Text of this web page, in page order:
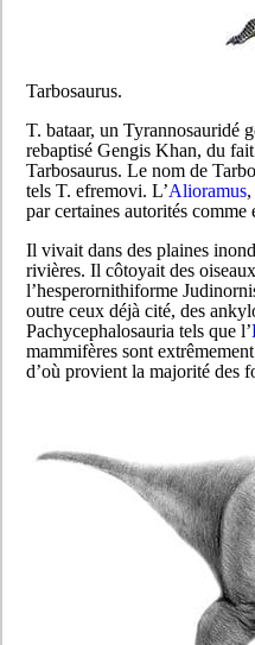
Tarbosaurus.
T. bataar, un Tyrannosauridé
rebaptisé Gengis Khan, du
Tarbosaurus. Le nom de
tels T. efremovi. L’Alioramus
par certaines autorités comme
Il vivait dans des plaines
rivières. Il côtoyait des
l’hesperornithiforme
outre ceux déjà cité, des
Pachycephalosauria tels que l’
mammifères sont
d’où provient la majorité des